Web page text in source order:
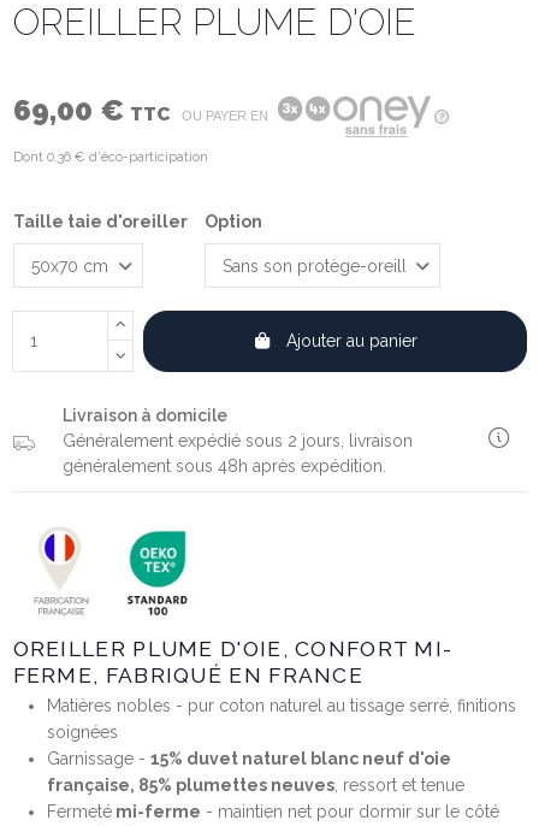
OREILLER PLUME D'OIE
69,00 € TTC OU PAYER EN
Dont 0,36 € d'éco-participation
Taille taie d'oreiller Option
Ajouter au panier
Livraison à domicile
Généralement expédié sous 2 jours, livraison
généralement sous 48h après expédition.
OREILLER PLUME D'OIE, CONFORT MI-
FERME, FABRIQUÉ EN FRANCE
Matières nobles - pur coton naturel au tissage serré, finitions
soignées
Garnissage - 15% duvet naturel blanc neuf d'oie
française, 85% plumettes neuves, ressort et tenue
Fermetémi-ferme - maintien net pour dormir sur le côté